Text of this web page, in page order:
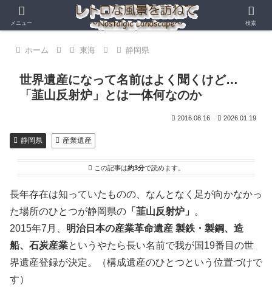
ホーム 東海 静岡県
世界遺産になって名前はよく聞くけど…
「韮山反射炉」とは一体何なのか
2016.08.16 2026.01.19
静岡県 産業遺産
この記事は約3分で読めます。
長年存在は知っていたものの、なんとなく足が向かなかっ
た場所のひとつが静岡県の 「韮山反射炉」
。
2015年7月、 明治日本の産業革命遺産 製鉄・製鋼、造
船、石炭産業というやたら長い名前で我が国19番目の世
界遺産登録が決定。（構成遺産のひとつという位置づけで
す）
メニュー 検索